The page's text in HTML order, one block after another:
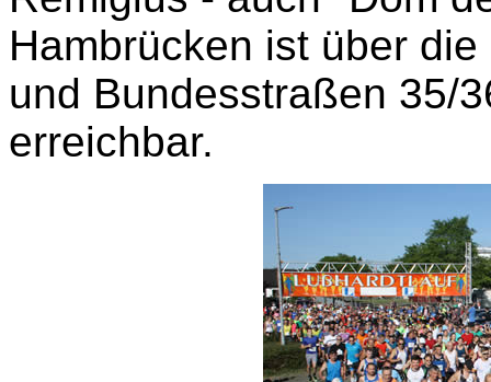
Hambrücken ist über
und Bundesstraßen 35/
erreichbar.